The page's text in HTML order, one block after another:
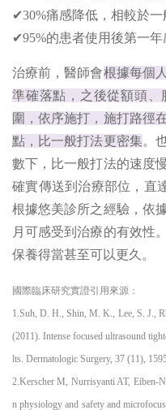
✔30%痛感降低，相較於一
✔95%的患者使用後第一
治療前，醫師會根據每個
準確落點，之後從額頭
圍，依序施打，施打路徑
點，比一般打法更密集。
數下，比一般打法的速度
確實傳送到治療部位，直
根據悠美診所之經驗，依
月可感受到治療的有效性
保養得當甚至可以更久。
國際臨床研究實證引用來源：
1.Suh, D. H., Shin, M. K., Lee, S. J.,
(2011). Intense focused ultrasound
lts. Dermatologic Surgery, 37 (11),
2.Kerscher M, Nurrisyanti AT, Eiben-
n physiology and safety and